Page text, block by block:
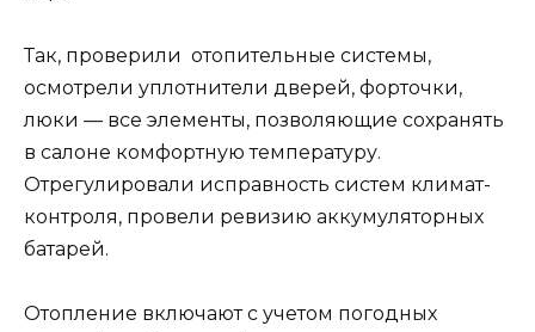
Так, проверили отопительные системы,
осмотрели уплотнители дверей, форточки,
люки — все элементы, позволяющие сохранять
в салоне комфортную температуру.
Отрегулировали исправность систем климат-
контроля, провели ревизию аккумуляторных
батарей.
Отопление включают с учетом погодных